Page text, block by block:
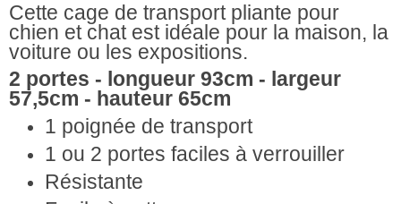
Cette cage de transport pliante pour
chien et chat est idéale pour la maison, la
voiture ou les expositions.
2 portes - longueur 93cm - largeur
57,5cm - hauteur 65cm
1 poignée de transport
1 ou 2 portes faciles à verrouiller
Résistante